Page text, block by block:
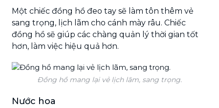
Một chiếc đồng hồ đeo tay sẽ làm tôn thêm vẻ
sang trọng, lịch lãm cho cánh mày râu. Chiếc
đồng hồ sẽ giúp các chàng quản lý thời gian tốt
hơn, làm việc hiệu quả hơn.
Đồng hồ mang lại vẻ lịch lãm, sang trọng.
Nước hoa